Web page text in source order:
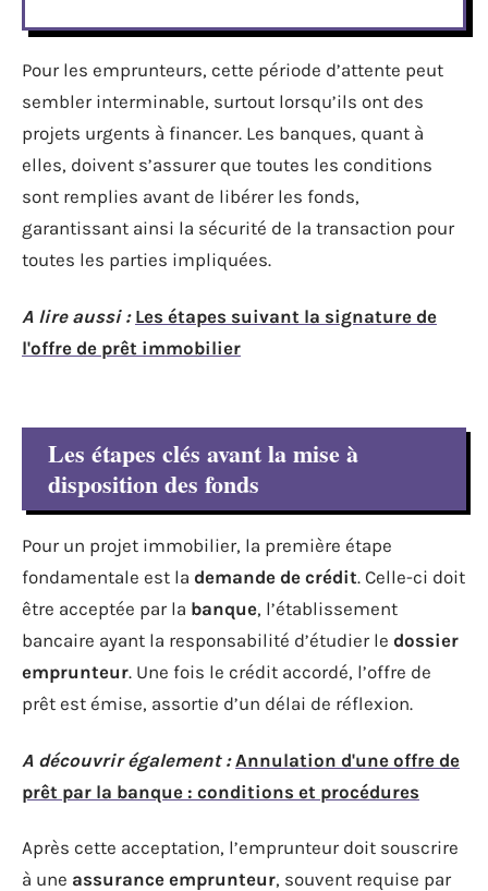
Pour les emprunteurs, cette période d’attente peut
sembler interminable, surtout lorsqu’ils ont des
projets urgents à financer. Les banques, quant à
elles, doivent s’assurer que toutes les conditions
sont remplies avant de libérer les fonds,
garantissant ainsi la sécurité de la transaction pour
toutes les parties impliquées.
A lire aussi : Les étapes suivant la signature de
l'offre de prêt immobilier
Les étapes clés avant la mise à
disposition des fonds
Pour un projet immobilier, la première étape
fondamentale est la demande de crédit. Celle-ci doit
être acceptée par la banque, l’établissement
bancaire ayant la responsabilité d’étudier le dossier
emprunteur. Une fois le crédit accordé, l’offre de
prêt est émise, assortie d’un délai de réflexion.
A découvrir également : Annulation d'une offre de
prêt par la banque : conditions et procédures
Après cette acceptation, l’emprunteur doit souscrire
à une assurance emprunteur, souvent requise par